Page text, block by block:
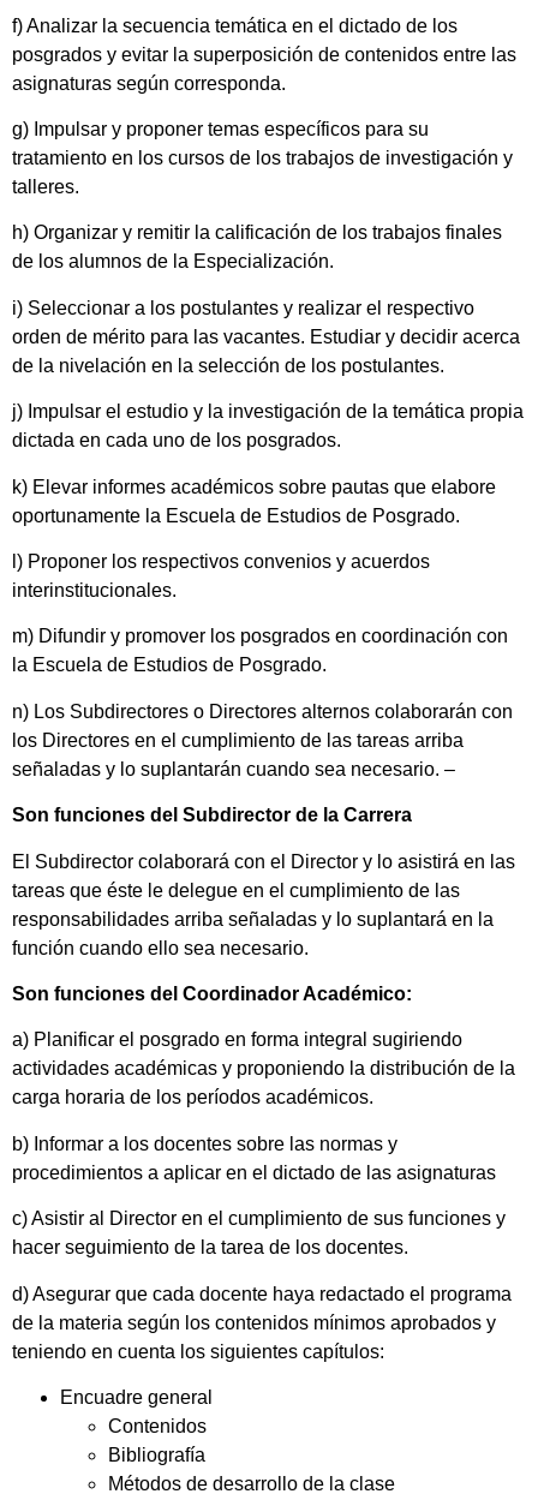
f) Analizar la secuencia temática en el dictado de los
posgrados y evitar la superposición de contenidos entre las
asignaturas según corresponda.
g) Impulsar y proponer temas específicos para su
tratamiento en los cursos de los trabajos de investigación y
talleres.
h) Organizar y remitir la calificación de los trabajos finales
de los alumnos de la Especialización.
i) Seleccionar a los postulantes y realizar el respectivo
orden de mérito para las vacantes. Estudiar y decidir acerca
de la nivelación en la selección de los postulantes.
j) Impulsar el estudio y la investigación de la temática propia
dictada en cada uno de los posgrados.
k) Elevar informes académicos sobre pautas que elabore
oportunamente la Escuela de Estudios de Posgrado.
l) Proponer los respectivos convenios y acuerdos
interinstitucionales.
m) Difundir y promover los posgrados en coordinación con
la Escuela de Estudios de Posgrado.
n) Los Subdirectores o Directores alternos colaborarán con
los Directores en el cumplimiento de las tareas arriba
señaladas y lo suplantarán cuando sea necesario. –
Son funciones del Subdirector de la Carrera
El Subdirector colaborará con el Director y lo asistirá en las
tareas que éste le delegue en el cumplimiento de las
responsabilidades arriba señaladas y lo suplantará en la
función cuando ello sea necesario.
Son funciones del Coordinador Académico:
a) Planificar el posgrado en forma integral sugiriendo
actividades académicas y proponiendo la distribución de la
carga horaria de los períodos académicos.
b) Informar a los docentes sobre las normas y
procedimientos a aplicar en el dictado de las asignaturas
c) Asistir al Director en el cumplimiento de sus funciones y
hacer seguimiento de la tarea de los docentes.
d) Asegurar que cada docente haya redactado el programa
de la materia según los contenidos mínimos aprobados y
teniendo en cuenta los siguientes capítulos:
Encuadre general
Contenidos
Bibliografía
Métodos de desarrollo de la clase